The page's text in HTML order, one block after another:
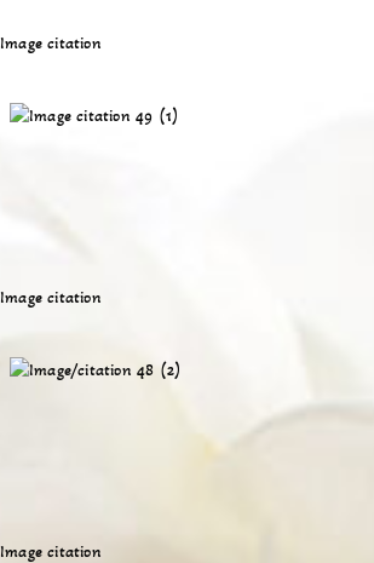
Image citation
Image citation
Image citation